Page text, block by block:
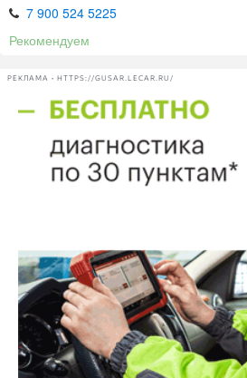
7 900 524 5225
Рекомендуем
РЕКЛАМА • HTTPS://GUSAR.LECAR.RU/